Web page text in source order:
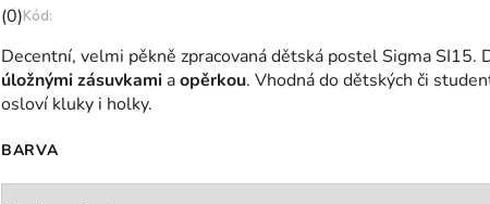
Průměrné
produktu
je
0,0
5
hvězdiček.
(0)
Decentní, velmi pěkně zpracovaná dětská postel Sigma SI15.
úložnými zásuvkami aopěrkou. Vhodná do dětských či
osloví kluky i holky.
BARVA